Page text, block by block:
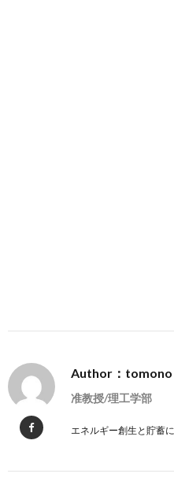
Author：tomono
准教授/理工学部
エネルギー創生と貯蓄